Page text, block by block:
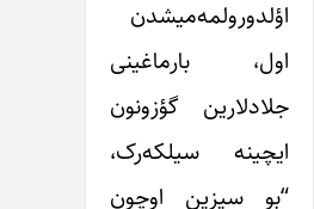
اؤلدورولمه‌میشدن
اول، بارماغینی
جلادلارین گؤزونون
ایچینه سیلکه‌رک،
“بو سیزین اوچون